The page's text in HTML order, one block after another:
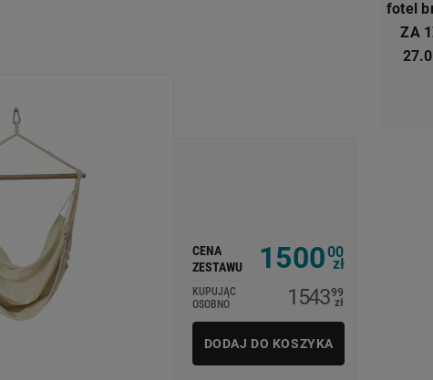
fotel
ZA
CENA
ZESTAWU
150000
zł
KUPUJĄC
OSOBNO
154399
zł
DODAJ DO KOSZYKA